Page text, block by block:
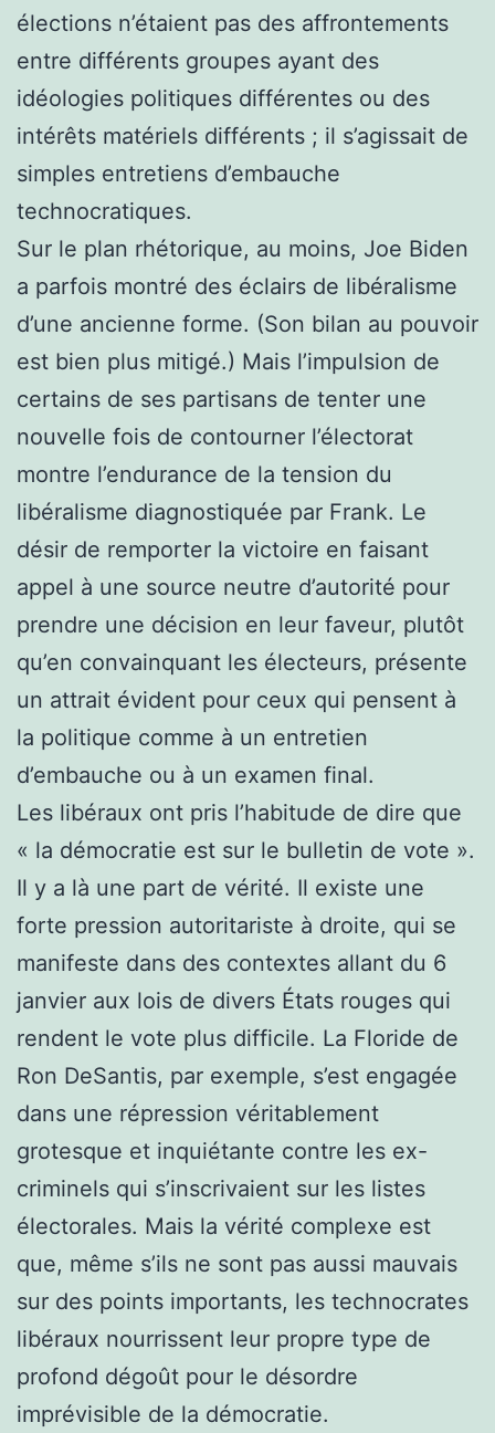
élections n’étaient pas des affrontements
entre différents groupes ayant des
idéologies politiques différentes ou des
intérêts matériels différents ; il s’agissait de
simples entretiens d’embauche
technocratiques.
Sur le plan rhétorique, au moins, Joe Biden
a parfois montré des éclairs de libéralisme
d’une ancienne forme. (Son bilan au pouvoir
est bien plus mitigé.) Mais l’impulsion de
certains de ses partisans de tenter une
nouvelle fois de contourner l’électorat
montre l’endurance de la tension du
libéralisme diagnostiquée par Frank. Le
désir de remporter la victoire en faisant
appel à une source neutre d’autorité pour
prendre une décision en leur faveur, plutôt
qu’en convainquant les électeurs, présente
un attrait évident pour ceux qui pensent à
la politique comme à un entretien
d’embauche ou à un examen final.
Les libéraux ont pris l’habitude de dire que
« la démocratie est sur le bulletin de vote ».
Il y a là une part de vérité. Il existe une
forte pression autoritariste à droite, qui se
manifeste dans des contextes allant du 6
janvier aux lois de divers États rouges qui
rendent le vote plus difficile. La Floride de
Ron DeSantis, par exemple, s’est engagée
dans une répression véritablement
grotesque et inquiétante contre les ex-
criminels qui s’inscrivaient sur les listes
électorales. Mais la vérité complexe est
que, même s’ils ne sont pas aussi mauvais
sur des points importants, les technocrates
libéraux nourrissent leur propre type de
profond dégoût pour le désordre
imprévisible de la démocratie.